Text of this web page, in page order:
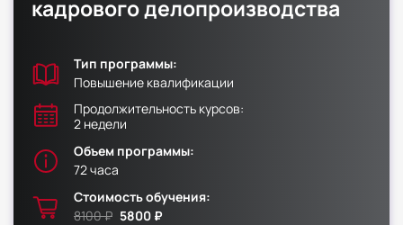
Сведения об образовательной организации
Факультет физической культуры и спорта
Факультет менеджмента и экономики
кадрового делопроизводства
Тип программы:
Повышение квалификации
Продолжительность курсов:
2 недели
Объем программы:
72 часа
Стоимость обучения:
8100 ₽ 5800 ₽